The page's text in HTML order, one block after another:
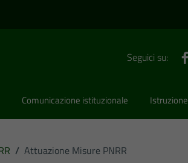
Seguici su:
Comunicazione istituzionale Istruzione
/ Attuazione Misure PNRR